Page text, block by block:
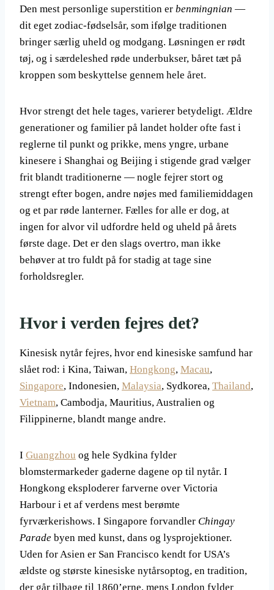
Den mest personlige superstition er benmingnian —
dit eget zodiac-fødselsår, som ifølge traditionen
bringer særlig uheld og modgang. Løsningen er rødt
tøj, og i særdeleshed røde underbukser, båret tæt på
kroppen som beskyttelse gennem hele året.
Hvor strengt det hele tages, varierer betydeligt. Ældre
generationer og familier på landet holder ofte fast i
reglerne til punkt og prikke, mens yngre, urbane
kinesere i Shanghai og Beijing i stigende grad vælger
frit blandt traditionerne — nogle fejrer stort og
strengt efter bogen, andre nøjes med familiemiddagen
og et par røde lanterner. Fælles for alle er dog, at
ingen for alvor vil udfordre held og uheld på årets
første dage. Det er den slags overtro, man ikke
behøver at tro fuldt på for stadig at tage sine
forholdsregler.
Hvor i verden fejres det?
Kinesisk nytår fejres, hvor end kinesiske samfund har
slået rod: i Kina, Taiwan, Hongkong, Macau,
Singapore, Indonesien, Malaysia, Sydkorea, Thailand,
Vietnam, Cambodja, Mauritius, Australien og
Filippinerne, blandt mange andre.
I Guangzhou og hele Sydkina fylder
blomstermarkeder gaderne dagene op til nytår. I
Hongkong eksploderer farverne over Victoria
Harbour i et af verdens mest berømte
fyrværkerishows. I Singapore forvandler Chingay
Parade byen med kunst, dans og lysprojektioner.
Uden for Asien er San Francisco kendt for USA’s
ældste og største kinesiske nytårsoptog, en tradition,
der går tilbage til 1860’erne, mens London fylder